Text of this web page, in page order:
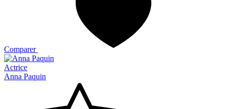
Comparer
Actrice
Anna Paquin